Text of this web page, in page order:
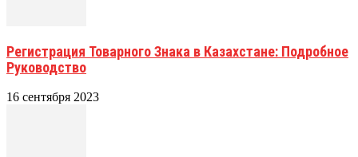
Регистрация Товарного Знака в Казахстане: Подробное
Руководство
16 сентября 2023